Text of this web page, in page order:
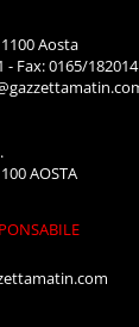
Aosta
- Fax: 0165/
AOSTA